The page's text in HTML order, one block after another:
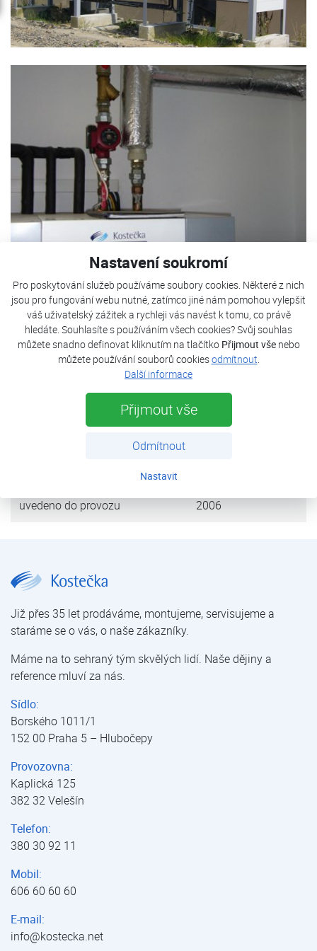
Nastavení soukromí
Pro poskytování služeb používáme soubory cookies. Některé z nich
jsou pro fungování webu nutné, zatímco jiné nám pomohou vylepšit
váš uživatelský zážitek a rychleji vás navést k tomu, co právě
hledáte. Souhlasíte s používáním všech cookies? Svůj souhlas
můžete snadno definovat kliknutím na tlačítko Přijmout všenebo
můžete používání souborů cookiesodmítnout.
Další informace
Přijmout vše
Odmítnout
Nastavit
TČ Kostečka je použito pro vytápění autosalonu a ohřevu
TUV.
tepelná ztráta objektu 48 kW
HP3AW 36SB
uvedeno do provozu 2006
Již přes 35 let prodáváme, montujeme, servisujeme a
staráme se o vás, o naše zákazníky.
Máme na to sehraný tým skvělých lidí. Naše dějiny a
reference mluví za nás.
Sídlo:
Borského 1011/1
152 00 Praha 5 – Hlubočepy
Provozovna:
Kaplická 125
382 32 Velešín
Telefon:
380 30 92 11
Mobil:
606 60 60 60
E-mail:
info@kostecka.net